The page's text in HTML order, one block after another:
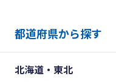
都道府県から探す
北海道・東北